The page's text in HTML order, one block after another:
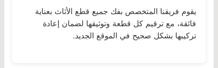
يقوم فريقنا المتخصص بفك جميع قطع الأثاث بعناية
فائقة، مع ترقيم كل قطعة وتوثيقها لضمان إعادة
تركيبها بشكل صحيح في الموقع الجديد.